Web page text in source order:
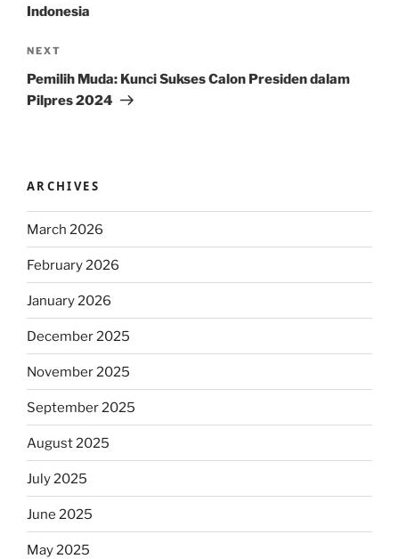
Indonesia
Next
Post
NEXT
Pemilih Muda: Kunci Sukses Calon Presiden dalam
Pilpres 2024
ARCHIVES
March 2026
February 2026
January 2026
December 2025
November 2025
September 2025
August 2025
July 2025
June 2025
May 2025